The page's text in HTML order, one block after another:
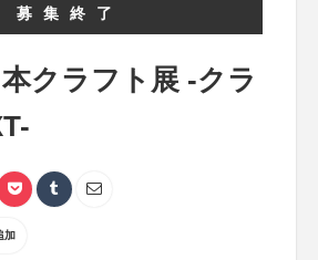
募集終了
クラフト展 -クラ
加